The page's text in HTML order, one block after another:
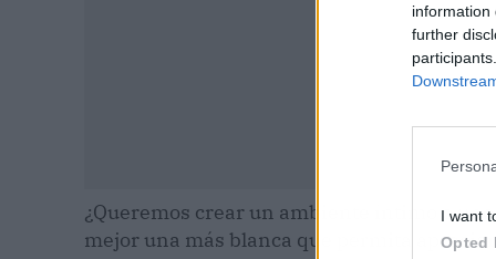
information
further
I want
Opted
¿Queremos crear un ambiente íntimo o uno
mejor una más blanca que permita apreciar